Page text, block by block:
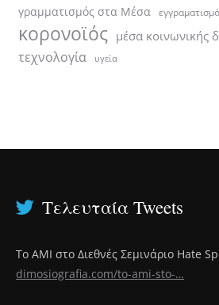
γραμματισμός στα Μέσα
κορονοϊός μέσα κοινωνικής
τεχνολογία υγεία
Τελευταία Tweets
Το ΑΜΙ στο Διεθνές Σεμινάριο Hate
dimosiografia.com/to-ami-sto-…